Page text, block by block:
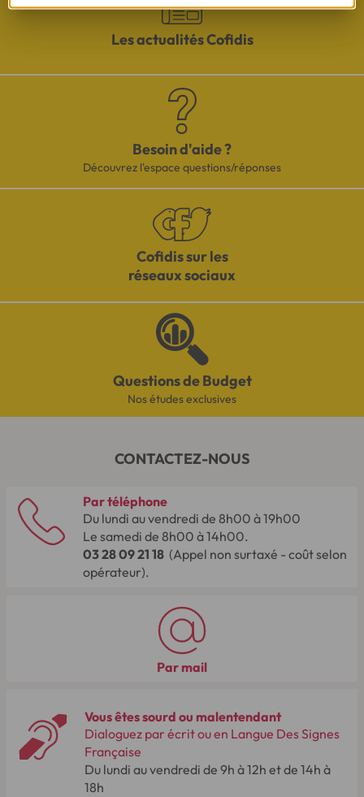
Les actualités Cofidis
Besoin d'aide ?
Découvrez l'espace questions/réponses
Cofidis sur les
réseaux sociaux
Questions de Budget
Nos études exclusives
CONTACTEZ-NOUS
Par téléphone
Du lundi au vendredi de 8h00 à 19h00
Le samedi de 8h00 à 14h00.
03 28 09 21 18 (Appel non surtaxé - coût selon
opérateur).
Par mail
Vous êtes sourd ou malentendant
Dialoguez par écrit ou en Langue Des Signes
Française
Du lundi au vendredi de 9h à 12h et de 14h à
18h